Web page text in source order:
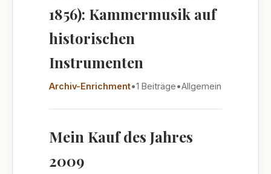
1856): Kammermusik auf
historischen
Instrumenten
Archiv-Enrichment•1 Beiträge•Allgemein
Mein Kauf des Jahres
2009